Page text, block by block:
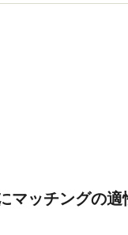
マッチングの